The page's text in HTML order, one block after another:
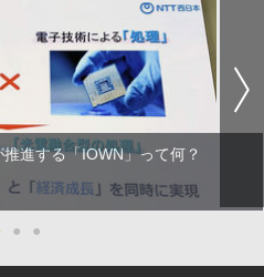
進する「IOWN」って何？
● ●